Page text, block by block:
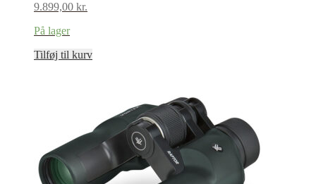
9.899,00 kr.
På lager
Tilføj til kurv